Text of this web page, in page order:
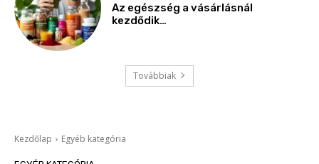
Az egészség a vásárlásnál
kezdődik…
Továbbiak